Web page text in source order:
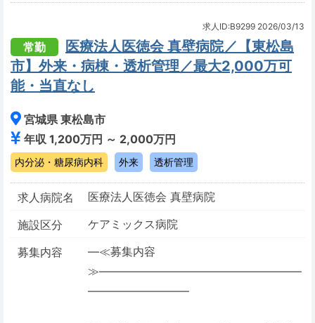
求人ID:B9299 2026/03/13
常勤
医療法人医徳会 真壁病院／【東松島
市】外来・病棟・透析管理／最大2,000万可
能・当直なし
宮城県 東松島市
年収 1,200万円 ～ 2,000万円
内分泌・糖尿病内科 外来 透析管理
求人病院名
医療法人医徳会 真壁病院
施設区分
ケアミックス病院
募集内容
―≪募集内容
≫――――――――――――――――――
―――――――――